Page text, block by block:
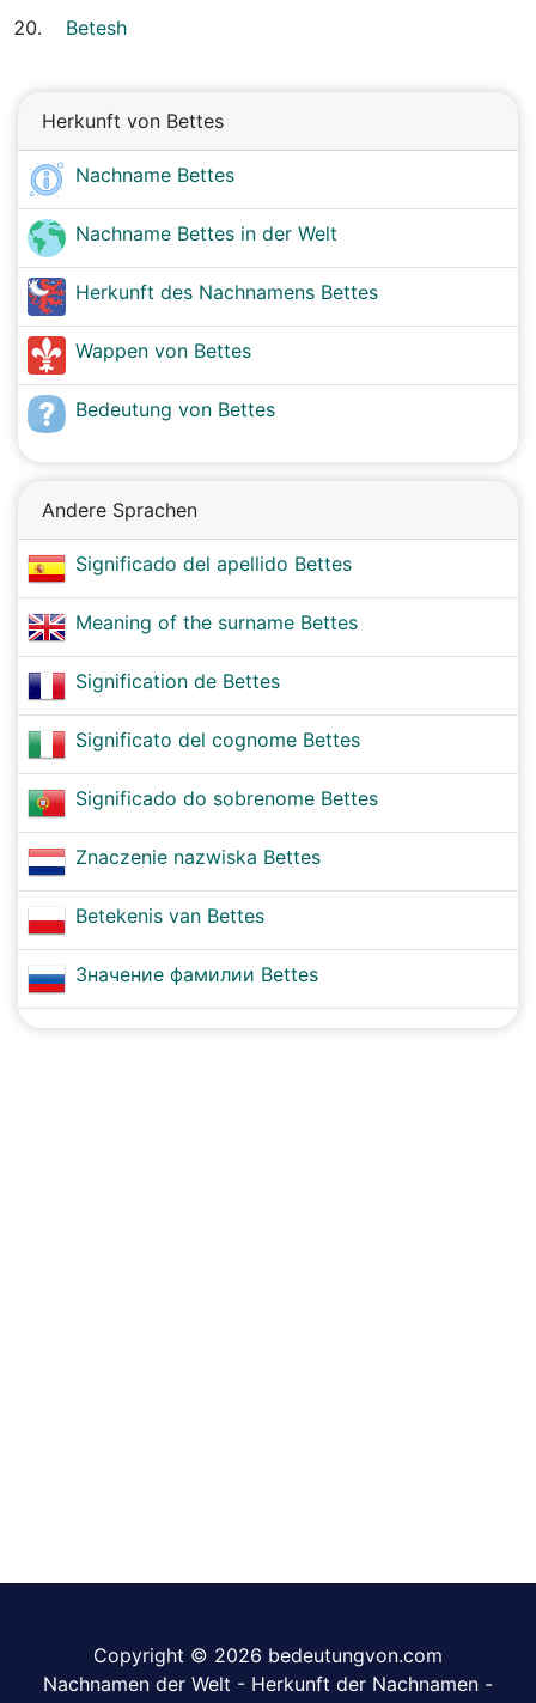
Betesh
Herkunft von Bettes
Nachname Bettes
Nachname Bettes in der Welt
Herkunft des Nachnamens Bettes
Wappen von Bettes
Bedeutung von Bettes
Andere Sprachen
Significado del apellido Bettes
Meaning of the surname Bettes
Signification de Bettes
Significato del cognome Bettes
Significado do sobrenome Bettes
Znaczenie nazwiska Bettes
Betekenis van Bettes
Значение фамилии Bettes
Copyright © 2026 bedeutungvon.com
Nachnamen der Welt - Herkunft der Nachnamen -